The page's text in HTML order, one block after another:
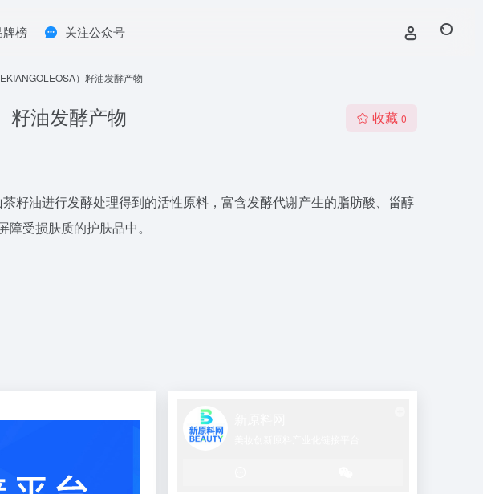
牌榜 关注公众号
）籽油发酵产物
籽油发酵产物 收藏 0
籽油进行发酵处理得到的活性原料，富含发酵代谢产生的脂肪酸、甾醇
受损肤质的护肤品中。